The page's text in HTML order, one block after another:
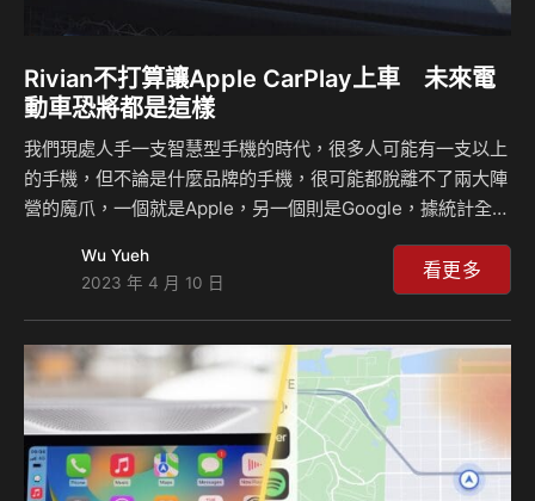
Rivian不打算讓Apple CarPlay上車 未來電
動車恐將都是這樣
我們現處人手一支智慧型手機的時代，很多人可能有一支以上
的手機，但不論是什麼品牌的手機，很可能都脫離不了兩大陣
營的魔爪，一個就是Apple，另一個則是Google，據統計全球
已經成為你我生活當中的一部分，包含了上車之後你會很順手
地將手機與車輛連結，並且讓你的生活可以更便利且順暢，但
未來你的電動車可能都不會有這些功能，因為他們並不想被兩
大科技巨擘給控制。 近日Rivian的創辦人兼執行長RJ
Scaringe被要求解決車款當中缺少Apple CarPaly功能的問
題，但是他表示這項功能並不會Rivian的車款上實現，不論是
CarPlay或者是…
Wu Yueh
2023 年 4 月 10 日
看更多